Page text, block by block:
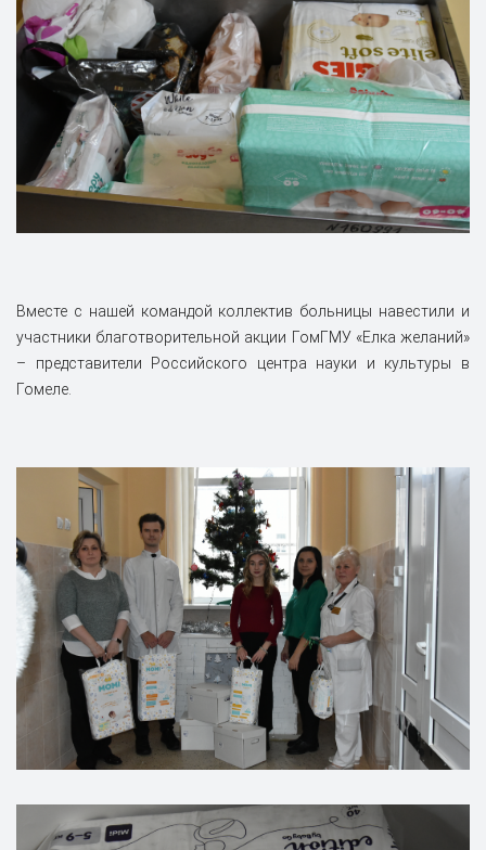
Вместе с нашей командой коллектив больницы навестили и
участники благотворительной акции ГомГМУ «Елка желаний»
– представители Российского центра науки и культуры в
Гомеле.